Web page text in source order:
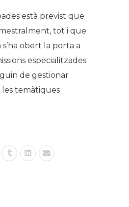
està previst que
tot i que
obert la porta a
especialitzades
de gestionar
les temàtiques